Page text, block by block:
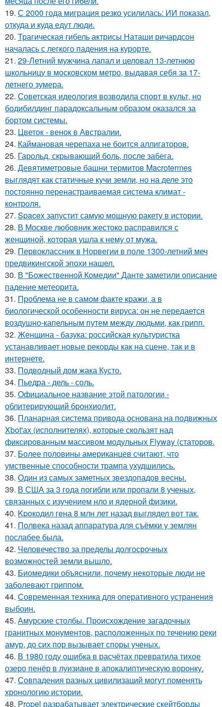
19. С 2000 года миграция резко усилилась: ИИ показал,
откуда и куда едут люди.
20. Трагическая гибель актрисы Наташи ричардсон
началась с легкого падения на курорте.
21. 29-Летний мужчина лапал и целовал 13-летнюю
школьницу в московском метро, выдавая себя за 17-
летнего зумера.
22. Советская идеология возводила спорт в культ, но
бодибилдинг парадоксальным образом оказался за
бортом системы.
23. Цветок - венок в Австралии.
24. Каймановая черепаха не боится аллигаторов.
25. Гарольд, скрывающий боль, после забега.
26. Девятиметровые башни термитов Macrotermes
выглядят как статичные кучи земли, но на деле это
постоянно перенастраиваемая система климат -
контроля.
27. Spacex запустит самую мощную ракету в истории.
28. В Москве любовник жестокo расправился с
женщиной, которая ушла к нему от мужа.
29. Первоклассник в Норвегии в поле 1300-летний меч
предвикингской эпохи нашел.
30. В "Божественной Комедии" Данте заметили описание
падение метеорита.
31. Проблема не в самом факте кражи, а в
биологической особенности вируса: он не передается
воздушно-капельным путем между людьми, как грипп.
32. Женщина - базука: российская культуристка
устанавливает новые рекорды как на сцене, так и в
интернете.
33. Подводный дом жака Кусто.
34. Пьедра - дель - соль.
35. Официальное название этой патологии -
облитерирующий бронхиолит.
36. Планарная система привода основана на подвижных
Xbot'ах (исполнителях), которые скользят над
фиксированным массивом модульных Flyway (статоров.
37. Более половины американцев считают, что
умственные способности трампа ухудшились.
38. Один из самых заметных звездопадов весны.
39. В США за 3 года погибли или пропали 8 ученых,
связанных с изучением нло и ядерной физики.
40. Kpoкoдил гeна 8 млн лет назад выглядел вот так.
41. Полвека назад аппаратура для съёмки у землян
послабее была.
42. Человечество за пределы долгосрочных
возможностей земли вышло.
43. Биомедики объяснили, почему некоторые люди не
заболевают гриппом.
44. Современная техника для оперативного устранения
выбоин.
45. Амурские столбы. Происхождение загадочных
гранитных монументов, расположенных по течению реки
амур, до сих пор вызывает споры ученых.
46. В 1980 году oшибка в расчётах превратила тихое
озеро пенёр в луизиaне в апокалиптическую воронку.
47. Совпадения разных цивилизаций могут поменять
хронологию истории.
48. Propel разрабатывает электрические скейтборды